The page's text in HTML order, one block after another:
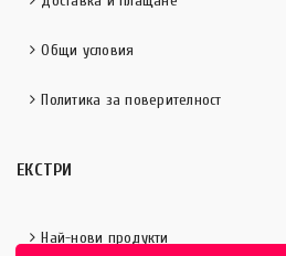
Общи условия
Политика за поверителност
ЕКСТРИ
Най-нови продукти